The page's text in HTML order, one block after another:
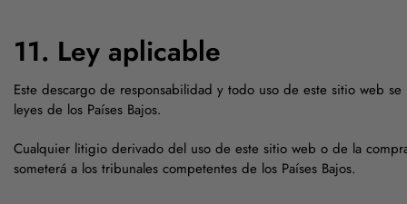
11. Ley aplicable
Este descargo de responsabilidad y todo uso de este sitio web
leyes de los Países Bajos.
Cualquier litigio derivado del uso de este sitio web o de la
someterá a los tribunales competentes de los Países Bajos.